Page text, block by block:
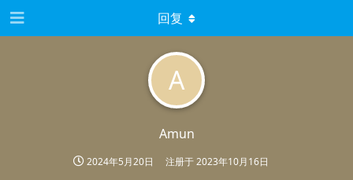
A
Amun
2024年5月20日 注册于2023年10月16日
回复